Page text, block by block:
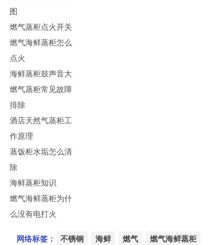
图
燃气蒸柜点火开关
燃气海鲜蒸柜怎么
点火
海鲜蒸柜鼓声音大
燃气蒸柜常见故障
排除
酒店天然气蒸柜工
作原理
蒸饭柜水垢怎么清
除
海鲜蒸柜知识
燃气海鲜蒸柜为什
么没有电打火
网络标签： 不锈钢 海鲜 燃气
燃气海鲜蒸柜